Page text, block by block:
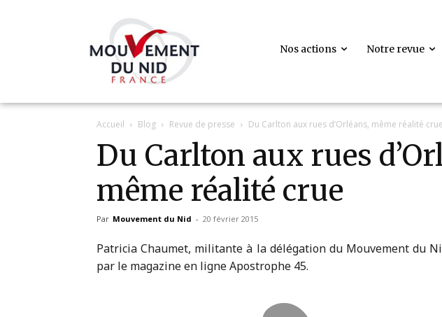
Nos actions Notre revue
Accueil Blog Revue de presse Du Carlton aux rues d’Orléans, même réalité crue
Du Carlton aux rues
même réalité crue
Par Mouvement du Nid - 20 février 2015
Patricia Chaumet, militante à la délégation du Mouvement du
par le magazine en ligne Apostrophe 45.